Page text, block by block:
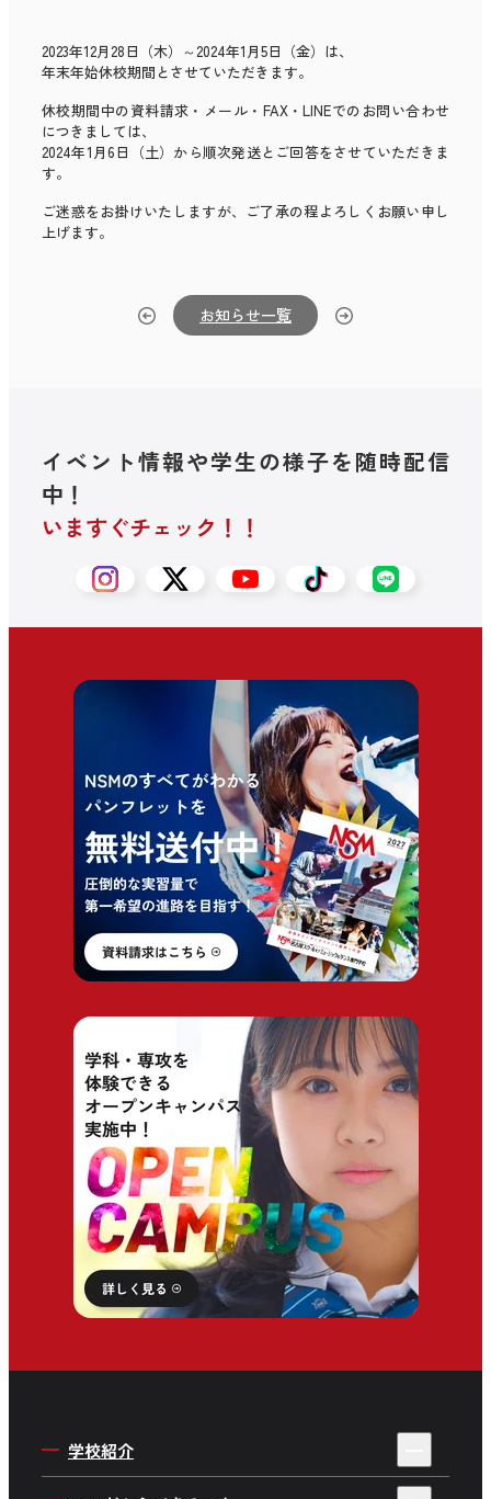
2023年12月28日（木）～2024年1月5日（金）は、
年末年始休校期間とさせていただきます。
休校期間中の資料請求・メール・FAX・LINEでのお問い合わせ
につきましては、
2024年1月6日（土）から順次発送とご回答をさせていただきま
す。
ご迷惑をお掛けいたしますが、ご了承の程よろしくお願い申し
上げます。
お知らせ一覧
イベント情報や学生の様子を随時配信
中！
いますぐチェック！！
学校紹介